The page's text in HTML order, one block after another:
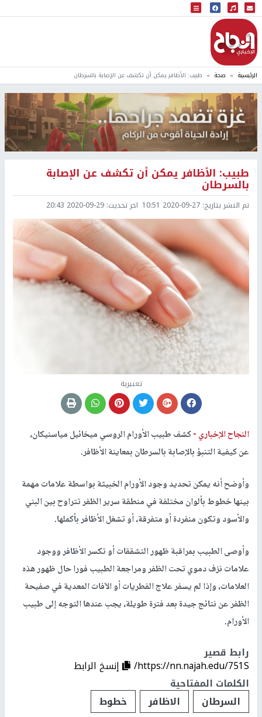
البث المباشر
إذاعة النجاح
الرئيسية صحة طبيب: الأظافر يمكن أن تكشف عن الإصابة بالسرطان
طبيب: الأظافر يمكن أن تكشف عن الإصابة
بالسرطان
تم النشر بتاريخ: 2020-09-27 10:51 اخر تحديث: 2020-09-29 20:43
تعبيرية
النجاح الإخباري -كشف طبيب الأورام الروسي ميخائيل مياسنيكان،
عن كيفية التنبؤ بالإصابة بالسرطان بمعاينة الأظافر.
وأوضح أنه يمكن تحديد وجود الأورام الخبيثة بواسطة علامات مهمة
بينها خطوط بألوان مختلفة في منطقة سرير الظفر تتراوح بين البني
والأسود وتكون منفردة أو متفرقة، أو تشغل الأظافر بأكملها.
وأوصى الطبيب بمراقبة ظهور التشققات أو تكسر الأظافر ووجود
علامات نزف دموي تحت الظفر ومراجعة الطبيب فورا حال ظهور هذه
العلامات، وإذا لم يسفر علاج الفطريات أو الآفات المعدية في صفيحة
الظفر عن نتائج جيدة بعد فترة طويلة، يجب عندها التوجه إلى طبيب
الأورام.
رابط قصير
https://nn.najah.edu/751S/
إنسخ الرابط
الكلمات المفتاحية
السرطان
الاظافر خطوط